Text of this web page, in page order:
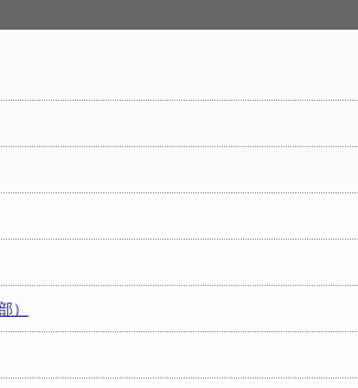
）